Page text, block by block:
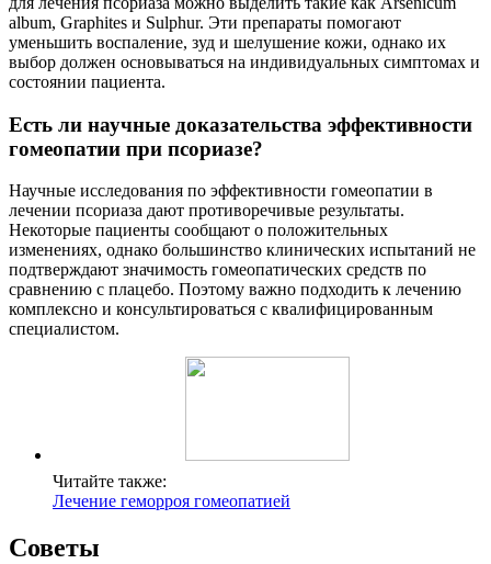
album, Graphites и Sulphur. Эти препараты помогают
уменьшить воспаление, зуд и шелушение кожи, однако их
выбор должен основываться на индивидуальных симптомах и
состоянии пациента.
Есть ли научные доказательства эффективности
гомеопатии при псориазе?
Научные исследования по эффективности гомеопатии в
лечении псориаза дают противоречивые результаты.
Некоторые пациенты сообщают о положительных
изменениях, однако большинство клинических испытаний не
подтверждают значимость гомеопатических средств по
сравнению с плацебо. Поэтому важно подходить к лечению
комплексно и консультироваться с квалифицированным
специалистом.
Читайте также:
Лечение геморроя гомеопатией
Советы